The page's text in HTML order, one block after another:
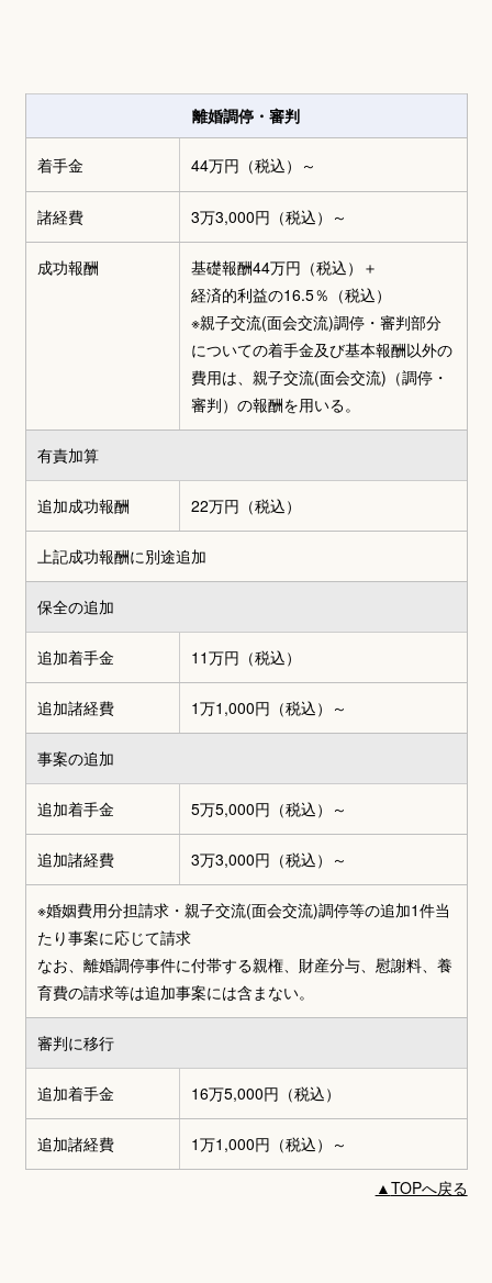
離婚調停・審判
着手金 44万円 （税込）～
諸経費 3万3,000円 （税込）～
成功報酬 基礎報酬44万円（税込） ＋
経済的利益の16.5％（税込）
※親子交流(面会交流)調停・審判部分
についての着手金及び基本報酬以外の
費用は、親子交流(面会交流)（調停・
審判）の報酬を用いる。
有責加算
追加成功報酬 22万円（税込）
上記成功報酬に別途追加
保全の追加
追加着手金 11万円（税込）
追加諸経費 1万1,000円（税込）～
事案の追加
追加着手金 5万5,000円（税込）～
追加諸経費 3万3,000円（税込）～
※婚姻費用分担請求・親子交流(面会交流)調停等の追加1件当
たり事案に応じて請求
なお、離婚調停事件に付帯する親権、財産分与、慰謝料、養
育費の請求等は追加事案には含まない。
審判に移行
追加着手金 16万5,000円（税込）
追加諸経費
1万1,000円（税込）～
▲TOPへ戻る